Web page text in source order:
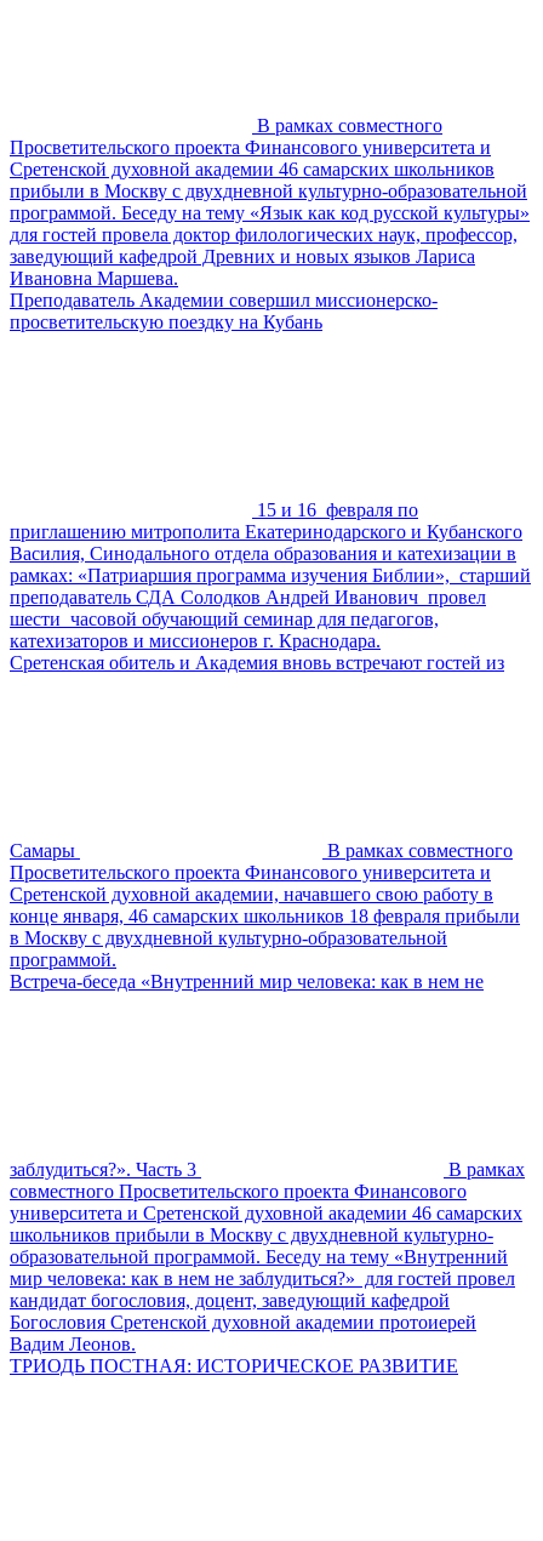
В рамках совместного
Просветительского проекта Финансового университета и
Сретенской духовной академии 46 самарских школьников
прибыли в Москву с двухдневной культурно-образовательной
программой. Беседу на тему «Язык как код русской культуры»
для гостей провела доктор филологических наук, профессор,
заведующий кафедрой Древних и новых языков Лариса
Ивановна Маршева.
Преподаватель Академии совершил миссионерско-
просветительскую поездку на Кубань
15 и 16 февраля по
приглашению митрополита Екатеринодарского и Кубанского
Василия, Синодального отдела образования и катехизации в
рамках: «Патриаршия программа изучения Библии», старший
преподаватель СДА Солодков Андрей Иванович провел
шести часовой обучающий семинар для педагогов,
катехизаторов и миссионеров г. Краснодара.
Сретенская обитель и Академия вновь встречают гостей из
Самары
В рамках совместного
Просветительского проекта Финансового университета и
Сретенской духовной академии, начавшего свою работу в
конце января, 46 самарских школьников 18 февраля прибыли
в Москву с двухдневной культурно-образовательной
программой.
Встреча-беседа «Внутренний мир человека: как в нем не
заблудиться?». Часть 3
В рамках
совместного Просветительского проекта Финансового
университета и Сретенской духовной академии 46 самарских
школьников прибыли в Москву с двухдневной культурно-
образовательной программой. Беседу на тему «Внутренний
мир человека: как в нем не заблудиться?» для гостей провел
кандидат богословия, доцент, заведующий кафедрой
Богословия Сретенской духовной академии протоиерей
Вадим Леонов.
ТРИОДЬ ПОСТНАЯ: ИСТОРИЧЕСКОЕ РАЗВИТИЕ